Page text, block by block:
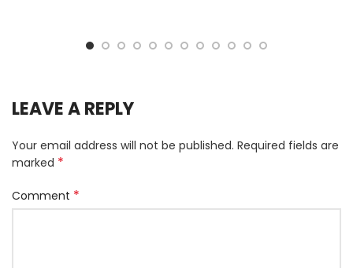
LEAVE A REPLY
Your email address will not be published. Required fields are
marked *
Comment *